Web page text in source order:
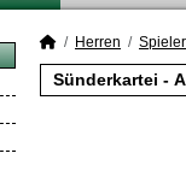
Herren
Sünderkartei -